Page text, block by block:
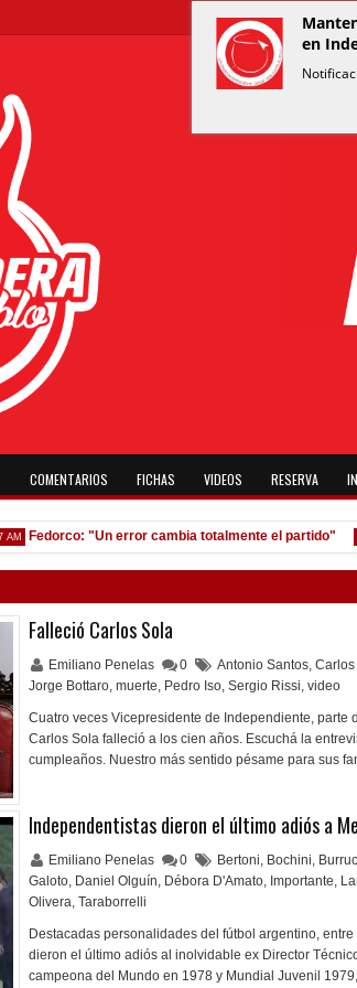
COMENTARIOS FICHAS VIDEOS RESERVA
"Un error cambia totalmente el partido" 11:51
Falleció Carlos Sola
Emiliano Penelas 0 Antonio Santos,
Jorge Bottaro, muerte, Pedro Iso, Sergio Rissi, video
Cuatro veces Vicepresidente de Independiente, parte
Carlos Sola falleció a los cien años. Escuchá la
cumpleaños. Nuestro más sentido pésame para sus
Independentistas dieron el último adiós a
Emiliano Penelas 0 Bertoni, Bochini,
Galoto, Daniel Olguín, Débora D'Amato, Importante,
Olivera, Taraborrelli
Destacadas personalidades del fútbol argentino,
dieron el último adiós al inolvidable ex Director
campeona del Mundo en 1978 y Mundial Juvenil
en